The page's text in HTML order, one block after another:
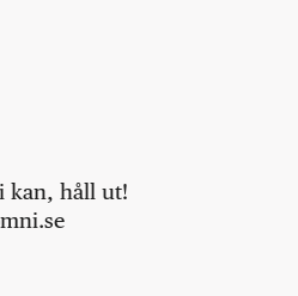
kan, håll ut!